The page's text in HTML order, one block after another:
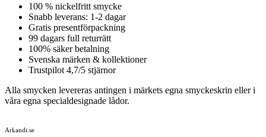
100 % nickelfritt smycke
Snabb leverans: 1-2 dagar
Gratis presentförpackning
99 dagars full returrätt
100% säker betalning
Svenska märken & kollektioner
Trustpilot 4,7/5 stjärnor
Alla smycken levereras antingen i märkets egna smyckeskrin eller i
våra egna specialdesignade lådor.
Arkandi.se